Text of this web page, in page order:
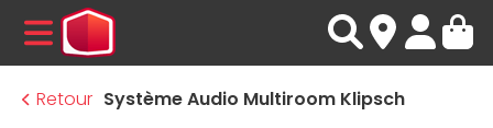
MENU
Retour Système Audio Multiroom Klipsch